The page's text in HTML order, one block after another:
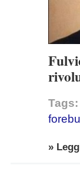
Tags:
forebu
»